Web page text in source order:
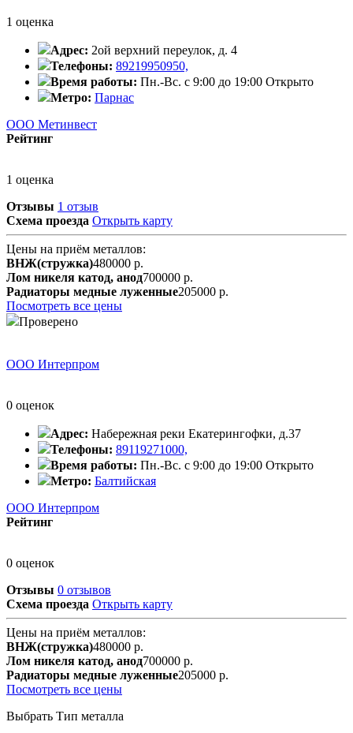
1 оценка
Адрес: 2ой верхний переулок, д. 4
Телефоны: 89219950950,
Время работы: Пн.-Вс. с 9:00 до 19:00 Открыто
Метро: Парнас
ООО Метинвест
Рейтинг
1 оценка
Отзывы 1 отзыв
Схема проезда Открыть карту
Цены на приём металлов:
ВНЖ(стружка)480000 р.
Лом никеля катод, анод700000 р.
Радиаторы медные луженные205000 р.
Посмотреть все цены
Проверено
ООО Интерпром
0 оценок
Адрес: Набережная реки Екатерингофки, д.37
Телефоны: 89119271000,
Время работы: Пн.-Вс. с 9:00 до 19:00 Открыто
Метро: Балтийская
ООО Интерпром
Рейтинг
0 оценок
Отзывы 0 отзывов
Схема проезда Открыть карту
Цены на приём металлов:
ВНЖ(стружка)480000 р.
Лом никеля катод, анод700000 р.
Радиаторы медные луженные205000 р.
Посмотреть все цены
Выбрать Тип металла